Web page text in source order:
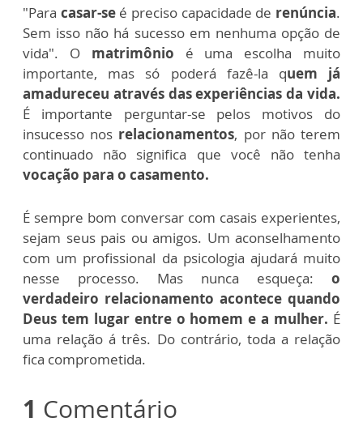
"Para casar-seé preciso capacidade de renúncia.
Sem isso não há sucesso em nenhuma opção de
vida". O matrimônio é uma escolha muito
importante, mas só poderá fazê-la quem já
amadureceu através das experiências da vida.
É importante perguntar-se pelos motivos do
insucesso nos relacionamentos, por não terem
continuado não significa que você não tenha
vocação para o casamento.
É sempre bom conversar com casais experientes,
sejam seus pais ou amigos. Um aconselhamento
com um profissional da psicologia ajudará muito
nesse processo. Mas nunca esqueça: o
verdadeiro relacionamento acontece quando
Deus tem lugar entre o homem e a mulher. É
uma relação á três. Do contrário, toda a relação
fica comprometida.
1 Comentário